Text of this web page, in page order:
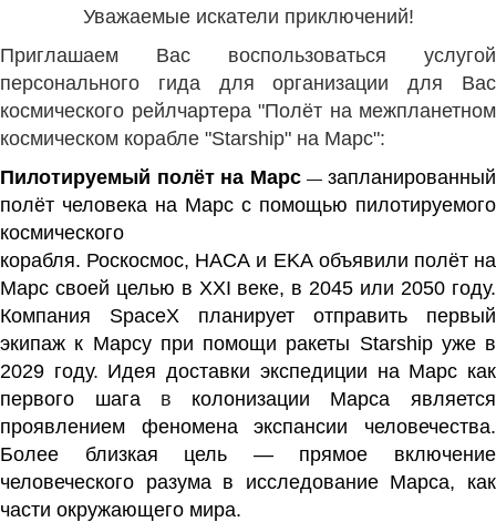
Уважаемые искатели приключений!
Приглашаем Вас воспользоваться услугой
персонального гида для организации для Вас
космического рейлчартера "Полёт на межпланетном
космическом корабле "Starship" на Марс":
Пилотируемый полёт на Марс —запланированный
полёт человека на Марс с помощью пилотируемого
космического
корабля. Роскосмос, НАСА и EKA объявили полёт на
Марс своей целью в XXI веке, в 2045 или 2050 году.
Компания
SpaceX
планирует отправить первый
экипаж к Марсу при помощи ракеты Starship уже в
2029 году. Идея доставки экспедиции на Марс как
первого шага в колонизации Марса
является
проявлением феномена
экспансии
человечества.
Более близкая цель — прямое включение
человеческого разума в исследование Марса, как
части окружающего мира.